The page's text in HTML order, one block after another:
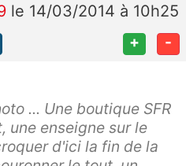
le 14/03/2014 à 10h25
+ -
... Une boutique SFR
une enseigne sur le
d'ici la fin de la